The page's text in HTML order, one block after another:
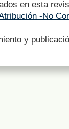
en esta
-No
y